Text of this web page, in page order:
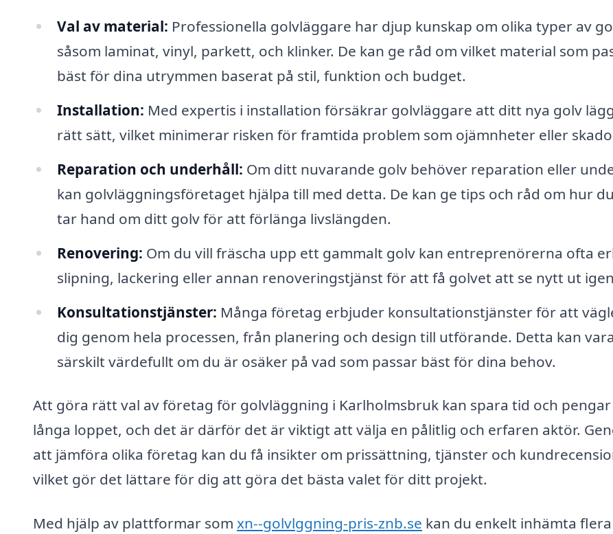
Val av material: Professionella golvläggare har djup kunskap om olika typer av
såsom laminat, vinyl, parkett, och klinker. De kan ge råd om vilket material som
bäst för dina utrymmen baserat på stil, funktion och budget.
Installation: Med expertis i installation försäkrar golvläggare att ditt nya golv
rätt sätt, vilket minimerar risken för framtida problem som ojämnheter eller
Reparation och underhåll: Om ditt nuvarande golv behöver reparation eller
kan golvläggningsföretaget hjälpa till med detta. De kan ge tips och råd om hur
tar hand om ditt golv för att förlänga livslängden.
Renovering: Om du vill fräscha upp ett gammalt golv kan entreprenörerna ofta
slipning, lackering eller annan renoveringstjänst för att få golvet att se nytt ut
Konsultationstjänster: Många företag erbjuder konsultationstjänster för att
dig genom hela processen, från planering och design till utförande. Detta kan vara
särskilt värdefullt om du är osäker på vad som passar bäst för dina behov.
Att göra rätt val av företag för golvläggning i Karlholmsbruk kan spara tid och
långa loppet, och det är därför det är viktigt att välja en pålitlig och erfaren aktör.
att jämföra olika företag kan du få insikter om prissättning, tjänster och
vilket gör det lättare för dig att göra det bästa valet för ditt projekt.
Med hjälp av plattformar som xn--golvlggning-pris-znb.se kan du enkelt inhämta flera